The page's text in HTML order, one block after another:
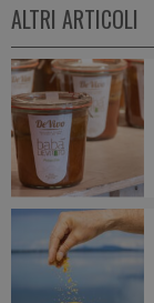
ALTRI ARTICOLI